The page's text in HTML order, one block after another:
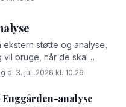
støtte og analyse,
vil bruge, når de skal
for
d. 3. juli 2026 kl. 10.29
analyse